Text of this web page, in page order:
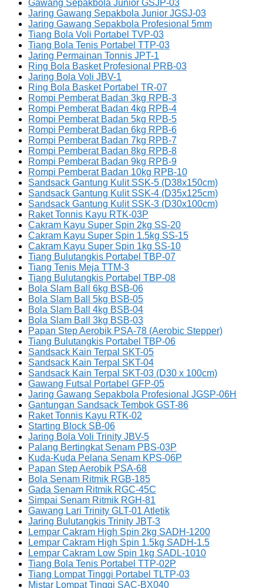
Gawang Sepakbola Junior GSJP-03
Jaring Gawang Sepakbola Junior JGSJ-03
Jaring Gawang Sepakbola Profesional 5mm
Tiang Bola Voli Portabel TVP-03
Tiang Bola Tenis Portabel TTP-03
Jaring Permainan Tonnis JPT-1
Ring Bola Basket Profesional PRB-03
Jaring Bola Voli JBV-1
Ring Bola Basket Portabel TR-07
Rompi Pemberat Badan 3kg RPB-3
Rompi Pemberat Badan 4kg RPB-4
Rompi Pemberat Badan 5kg RPB-5
Rompi Pemberat Badan 6kg RPB-6
Rompi Pemberat Badan 7kg RPB-7
Rompi Pemberat Badan 8kg RPB-8
Rompi Pemberat Badan 9kg RPB-9
Rompi Pemberat Badan 10kg RPB-10
Sandsack Gantung Kulit SSK-5 (D38x150cm)
Sandsack Gantung Kulit SSK-4 (D35x125cm)
Sandsack Gantung Kulit SSK-3 (D30x100cm)
Raket Tonnis Kayu RTK-03P
Cakram Kayu Super Spin 2kg SS-20
Cakram Kayu Super Spin 1.5kg SS-15
Cakram Kayu Super Spin 1kg SS-10
Tiang Bulutangkis Portabel TBP-07
Tiang Tenis Meja TTM-3
Tiang Bulutangkis Portabel TBP-08
Bola Slam Ball 6kg BSB-06
Bola Slam Ball 5kg BSB-05
Bola Slam Ball 4kg BSB-04
Bola Slam Ball 3kg BSB-03
Papan Step Aerobik PSA-78 (Aerobic Stepper)
Tiang Bulutangkis Portabel TBP-06
Sandsack Kain Terpal SKT-05
Sandsack Kain Terpal SKT-04
Sandsack Kain Terpal SKT-03 (D30 x 100cm)
Gawang Futsal Portabel GFP-05
Jaring Gawang Sepakbola Profesional JGSP-06H
Gantungan Sandsack Tembok GST-86
Raket Tonnis Kayu RTK-02
Starting Block SB-06
Jaring Bola Voli Trinity JBV-5
Palang Bertingkat Senam PBS-03P
Kuda-Kuda Pelana Senam KPS-06P
Papan Step Aerobik PSA-68
Bola Senam Ritmik RGB-185
Gada Senam Ritmik RGC-45C
Simpai Senam Ritmik RGH-81
Gawang Lari Trinity GLT-01 Atletik
Jaring Bulutangkis Trinity JBT-3
Lempar Cakram High Spin 2kg SADH-1200
Lempar Cakram High Spin 1.5kg SADH-1.5
Lempar Cakram Low Spin 1kg SADL-1010
Tiang Bola Tenis Portabel TTP-02P
Tiang Lompat Tinggi Portabel TLTP-03
Mistar Lompat Tinggi SAC-BX040